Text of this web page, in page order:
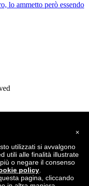
lo ammetto però essendo
×
utilizzati si avvalgono
utili alle finalità illustrate
o negare il consenso
policy
pagina, cliccando